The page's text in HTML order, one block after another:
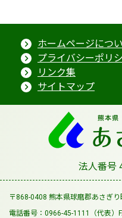
ホームページにつ
プライバシーポリ
リンク集
サイトマップ
法人番号
〒868-0408 熊本県球磨郡あさぎ
電話番号：0966-45-1111（代表）